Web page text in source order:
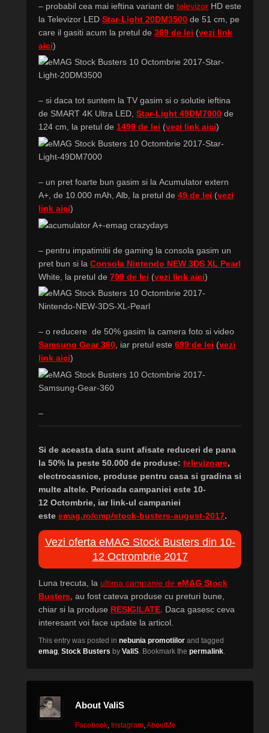
– probabil cea mai ieftina variant de televizor HD este
la Televizor LED Star-Light 20DM3500 de 51 cm, pe
care il gasiti acum la pretul de 369 de lei (vezi link
aici)
– si daca tot suntem la TV gasim si o solutie ieftina
de SMART 4K Ultra LED, Star-Light 49DM7000 de
124 cm, la pretul de 1499 de lei (vezi link aici)
– un pret foarte bun gasim si la Acumulator extern
A+, de 10.000 mAh, Alb, la pretul de 49 de lei (vezi
link aici)
– pentru impatimitii de gaming la consola gasim un
pret bun si la Consola Nintendo NEW 3DS XL Pearl
White, la pretul de 799 de lei (vezi link aici)
– o reducere de 50% gasim la camera foto si video
Samsung Gear 360 , iar pretul este 699 de lei (vezi
link aici)
–
Si de aceasta data sunt afisate reduceri de pana
la 50% la peste 50.000 de produse: televizoare,
electrocasnice, produse pentru casa si gradina si
multe altele. Perioada campaniei este 10-
12 Octombrie, iar link-ul campaniei
este emag.ro/cmp/stock-busters-august-2017.
Vezi oferta eMAG Stock Busters din 10-
12 Octrombrie 2017
Luna trecuta, la ultima campanie de eMAG Stock
Busters , au fost cateva produse cu preturi bune,
chiar si la produse RESIGILATE . Daca gasesc ceva
interesant voi face update la articol.
This entry was posted in nebunia promotiilor and tagged
emag Stock Busters by ValiS . Bookmark the permalink
About ValiS
Facebook, Instagram, AboutMe